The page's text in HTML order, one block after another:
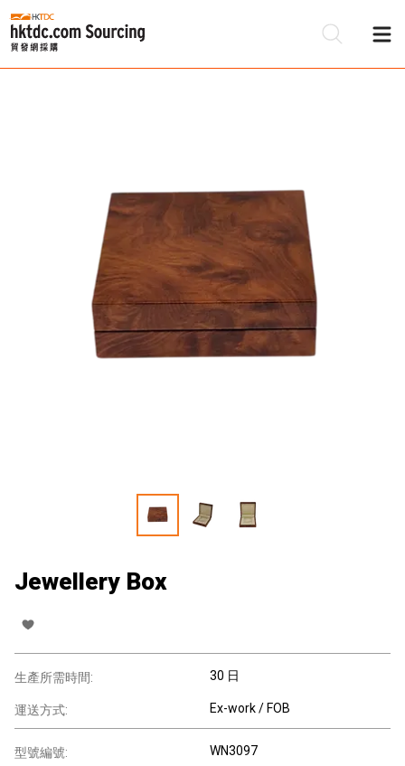
Jewellery Box
生產所需時間: 30 日
運送方式: Ex-work / FOB
型號編號: WN3097